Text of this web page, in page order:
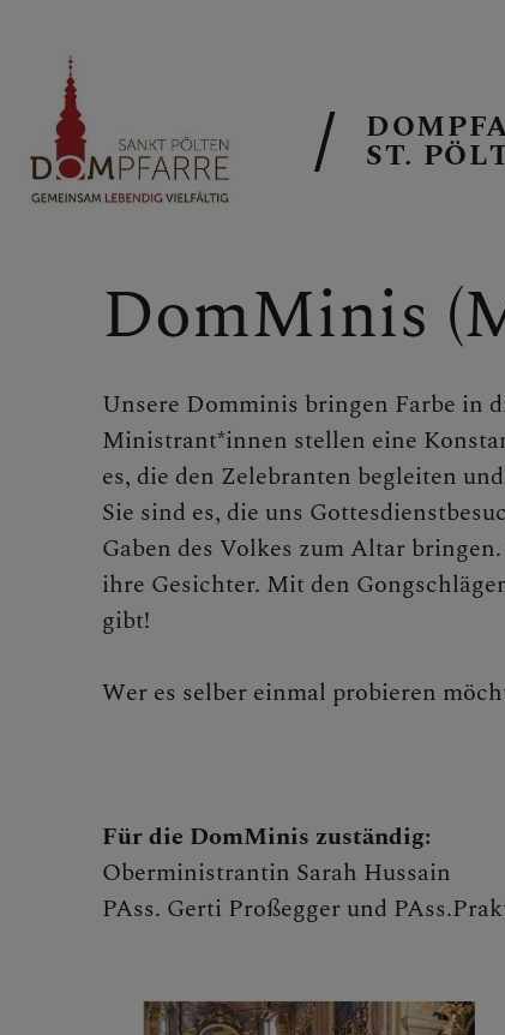
KONTAKT
ST.
DomMinis
Unsere Domminis bringen Farbe in
Ministrant*innen stellen eine
es, die den Zelebranten begleiten
Sie sind es, die uns
Gaben des Volkes zum Altar
ihre Gesichter. Mit den
gibt!
Wer es selber einmal probieren
Für die DomMinis zuständig:
Oberministrantin Sarah Hussain
PAss. Gerti Proßegger und